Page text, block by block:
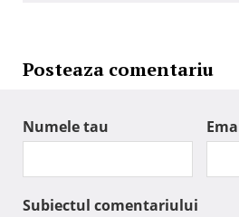
Posteaza comentariu
Numele tau
Subiectul comentariului